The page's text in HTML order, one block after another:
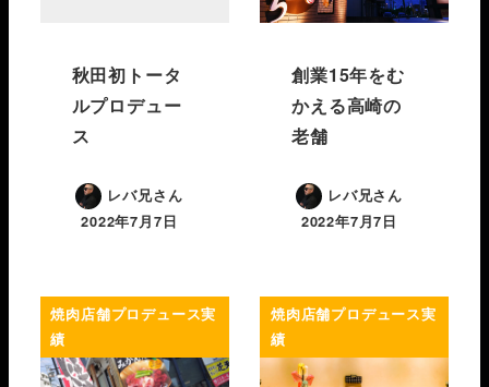
秋田初トータ
ルプロデュー
ス
レバ兄さん
2022年7月7日
創業15年をむ
かえる高崎の
老舗
レバ兄さん
2022年7月7日
焼肉店舗プロデュース実
績
焼肉店舗プロデュース実
績